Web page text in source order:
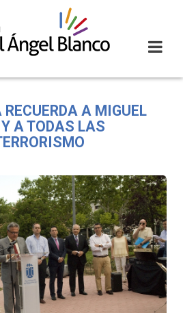
A MIGUEL
A TODAS LAS